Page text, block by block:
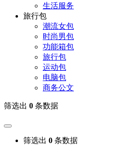
生活服务
旅行包
潮流女包
时尚男包
功能箱包
旅行包
运动包
电脑包
商务公文
筛选出 0 条数据
筛选出 0 条数据